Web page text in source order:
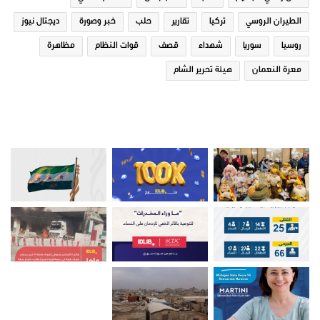
الطيران الروسي تركيا تقارير حلب خبر وصورة ديجتال نيوز
روسيا سوريا شهداء قصف قوات النظام مظاهرة
معرة النعمان هيئة تحرير الشام